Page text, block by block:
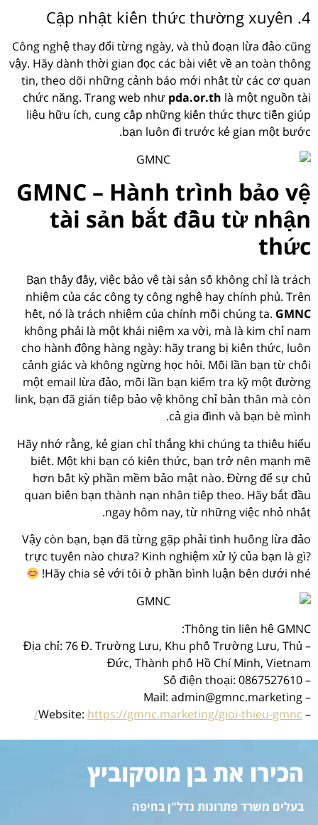
4. Cập nhật kiến thức thường xuyên
Công nghệ thay đổi từng ngày, và thủ đoạn lừa đảo cũng
vậy. Hãy dành thời gian đọc các bài viết về an toàn thông
tin, theo dõi những cảnh báo mới nhất từ các cơ quan
chức năng. Trang web như pda.or.th là một nguồn tài
liệu hữu ích, cung cấp những kiến thức thực tiễn giúp
bạn luôn đi trước kẻ gian một bước.
GMNC – Hành trình bảo vệ
tài sản bắt đầu từ nhận
thức
Bạn thấy đấy, việc bảo vệ tài sản số không chỉ là trách
nhiệm của các công ty công nghệ hay chính phủ. Trên
hết, nó là trách nhiệm của chính mỗi chúng ta. GMNC
không phải là một khái niệm xa vời, mà là kim chỉ nam
cho hành động hàng ngày: hãy trang bị kiến thức, luôn
cảnh giác và không ngừng học hỏi. Mỗi lần bạn từ chối
một email lừa đảo, mỗi lần bạn kiểm tra kỹ một đường
link, bạn đã gián tiếp bảo vệ không chỉ bản thân mà còn
cả gia đình và bạn bè mình.
Hãy nhớ rằng, kẻ gian chỉ thắng khi chúng ta thiếu hiểu
biết. Một khi bạn có kiến thức, bạn trở nên mạnh mẽ
hơn bất kỳ phần mềm bảo mật nào. Đừng để sự chủ
quan biến bạn thành nạn nhân tiếp theo. Hãy bắt đầu
ngay hôm nay, từ những việc nhỏ nhất.
Vậy còn bạn, bạn đã từng gặp phải tình huống lừa đảo
trực tuyến nào chưa? Kinh nghiệm xử lý của bạn là gì?
Hãy chia sẻ với tôi ở phần bình luận bên dưới nhé!
Thông tin liên hệ GMNC:
– Địa chỉ: 76 Đ. Trường Lưu, Khu phố Trường Lưu, Thủ
Đức, Thành phố Hồ Chí Minh, Vietnam
– Số điện thoại: 0867527610
– Mail: admin@gmnc.marketing
– Website:
https://gmnc.marketing/gioi-thieu-gmnc/
הכירו את בן מוסקוביץ
בעלים משרד פתרונות נדל"ן בחיפה